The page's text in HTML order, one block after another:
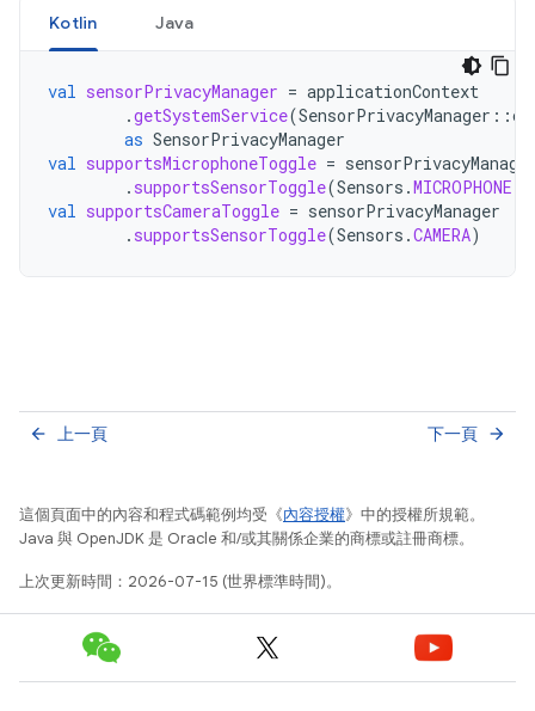
Kotlin Java
val sensorPrivacyManager = applicationContext
.getSystemService(SensorPrivacyManager ::
as SensorPrivacyManager
val supportsMicrophoneToggle =
. supportsSensorToggle(Sensors .MICROPHONE
val supportsCameraToggle = sensorPrivacyManager
. supportsSensorToggle(Sensors .CAMERA)
上一頁
arrow_back 下一頁 arrow_forward
這個頁面中的內容和程式碼範例均受《內容授權》中的授權所規範。
Java 與 OpenJDK 是 Oracle 和/或其關係企業的商標或註冊商標。
上次更新時間：2026-07-15 (世界標準時間)。